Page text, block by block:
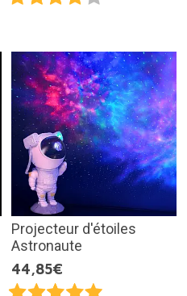
Projecteur d'étoiles
Astronaute
44,85€